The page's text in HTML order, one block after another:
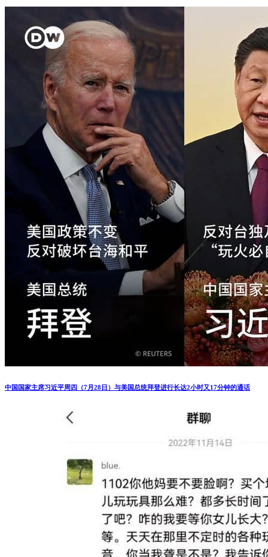
中国国家主席习近平周四（7月28日）与美国总统拜登进行长达2小时又17分钟的通话